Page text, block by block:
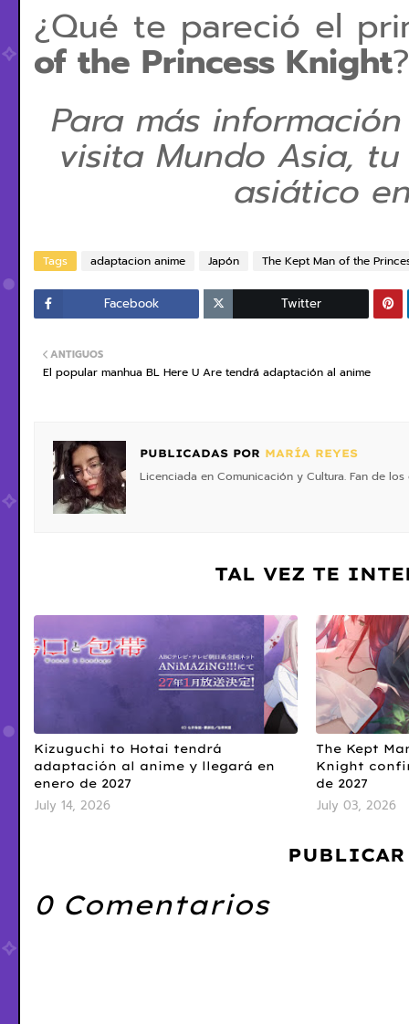
¿Qué te pareció el
of the Princess Knight?
Para más
visita Mundo Asia,
asiático
Tags adaptacion anime Japón The Kept Man of the
Facebook Twitter
ANTIGUOS
El popular manhua BL Here U Are tendrá adaptación al anime
PUBLICADAS POR MARÍA REYES
Licenciada en Comunicación y Cultura. Fan de
TAL VEZ TE
Kizuguchi to Hotai tendrá
adaptación al anime y llegará en
enero de 2027
July 14, 2026
The Kept
Knight
de 2027
July 03, 2026
0 Comentarios